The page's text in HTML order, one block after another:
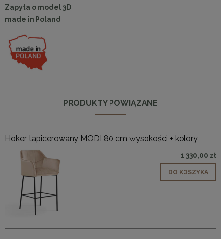
Zapyta o model 3D
made in Poland
PRODUKTY POWIĄZANE
Hoker tapicerowany MODI 80 cm wysokości + kolory
1 330,00 zł
DO KOSZYKA